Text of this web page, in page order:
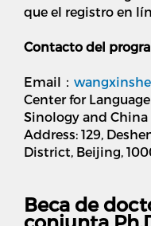
que el registro en
Contacto del
Email：
Center for
Sinology and
Address: 129,
District, Beijing,
Beca de